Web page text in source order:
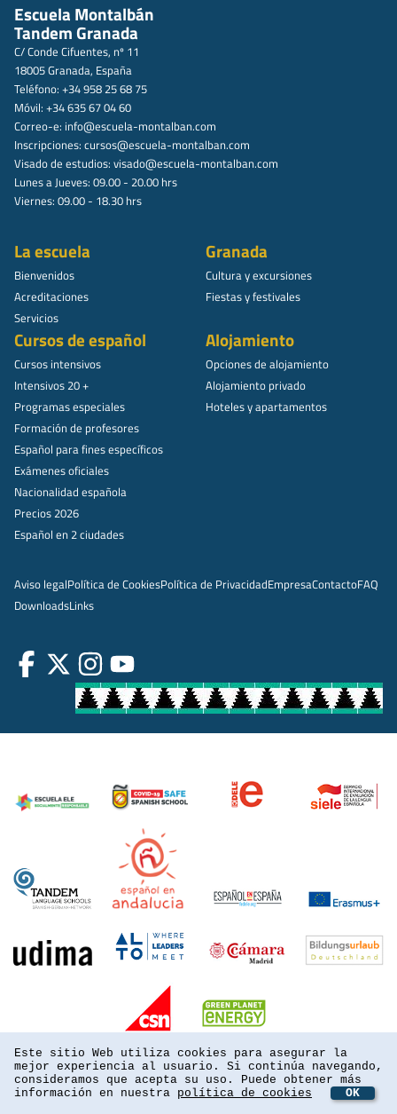
Escuela Montalbán
Tandem Granada
C/ Conde Cifuentes, nº 11
18005 Granada, España
Teléfono: +34 958 25 68 75
Móvil: +34 635 67 04 60
Correo-e: info@escuela-montalban.com
Inscripciones: cursos@escuela-montalban.com
Visado de estudios: visado@escuela-montalban.com
Lunes a Jueves: 09.00 - 20.00 hrs
Viernes: 09.00 - 18.30 hrs
La escuela
Bienvenidos
Acreditaciones
Servicios
Granada
Cultura y excursiones
Fiestas y festivales
Cursos de español
Cursos intensivos
Intensivos 20 +
Programas especiales
Formación de profesores
Español para fines específicos
Exámenes oficiales
Nacionalidad española
Precios 2026
Español en 2 ciudades
Alojamiento
Opciones de alojamiento
Alojamiento privado
Hoteles y apartamentos
Aviso legalPolítica de CookiesPolítica de PrivacidadEmpresaContactoFAQ
DownloadsLinks
Este sitio Web utiliza cookies para asegurar la
mejor experiencia al usuario. Si continúa navegando,
consideramos que acepta su uso. Puede obtener más
información en nuestra política de cookies
OK